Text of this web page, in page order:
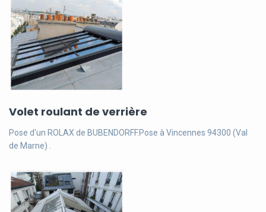
Volet roulant de verrière
Pose d'un ROLAX de BUBENDORFF.Pose à Vincennes 94300 (Val
de Marne) .